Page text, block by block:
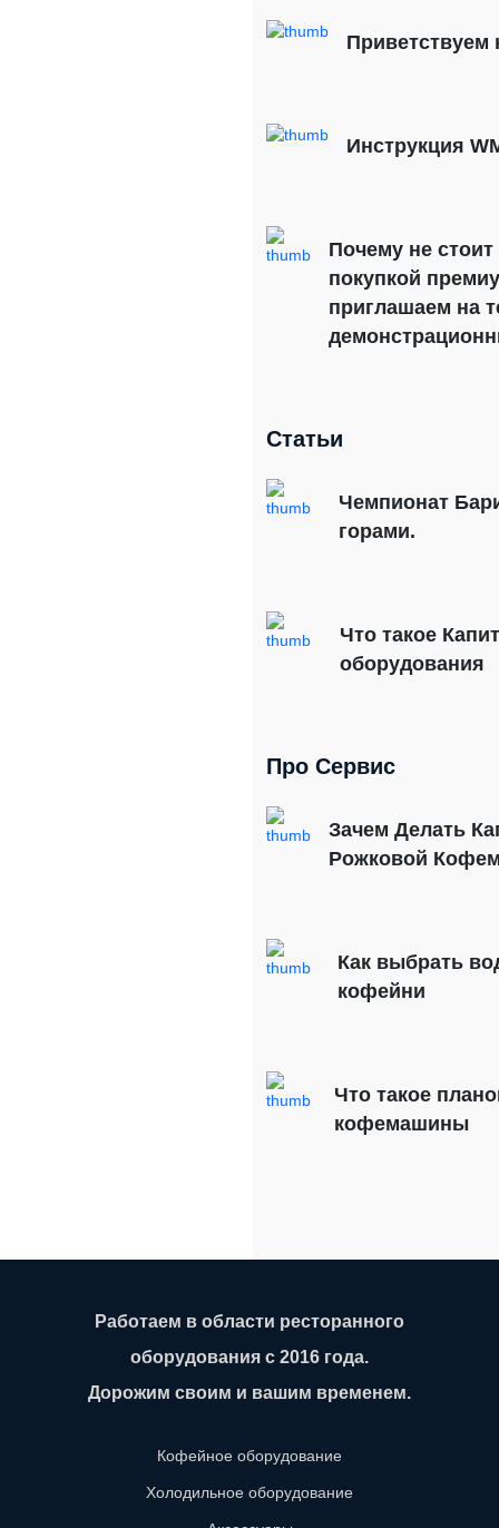
Приветствуем
Инструкция
Почему не
покупкой
приглашаем на
Статьи
Чемпионат
горами.
Что такое
оборудования
Про Сервис
Зачем Делать
Рожковой
Как выбрать
кофейни
Что такое
кофемашины
Работаем в области ресторанного
оборудования с 2016 года.
Дорожим своим и вашим временем.
Кофейное оборудование
Холодильное оборудование